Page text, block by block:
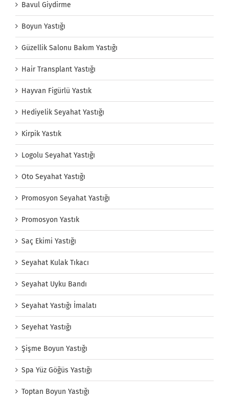
Bavul Giydirme
Boyun Yastığı
Güzellik Salonu Bakım Yastığı
Hair Transplant Yastığı
Hayvan Figürlü Yastık
Hediyelik Seyahat Yastığı
Kirpik Yastık
Logolu Seyahat Yastığı
Oto Seyahat Yastığı
Promosyon Seyahat Yastığı
Promosyon Yastık
Saç Ekimi Yastığı
Seyahat Kulak Tıkacı
Seyahat Uyku Bandı
Seyahat Yastığı İmalatı
Seyehat Yastığı
Şişme Boyun Yastığı
Spa Yüz Göğüs Yastığı
Toptan Boyun Yastığı